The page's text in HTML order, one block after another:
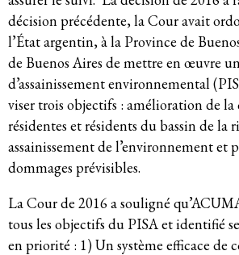
© 2026
décision précédente, la Cour avait
l’État argentin, à la Province de
de Buenos Aires de mettre en œuvre
d’assainissement environnemental
viser trois objectifs : amélioration de la
résidentes et résidents du bassin de la
assainissement de l’environnement et
dommages prévisibles.
La Cour de 2016 a souligné
tous les objectifs du PISA et identifié
en priorité : 1) Un système efficace de